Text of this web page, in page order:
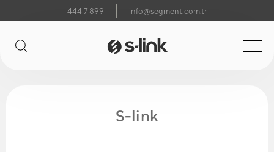
444 7 899 info@segment.com.tr
S-link